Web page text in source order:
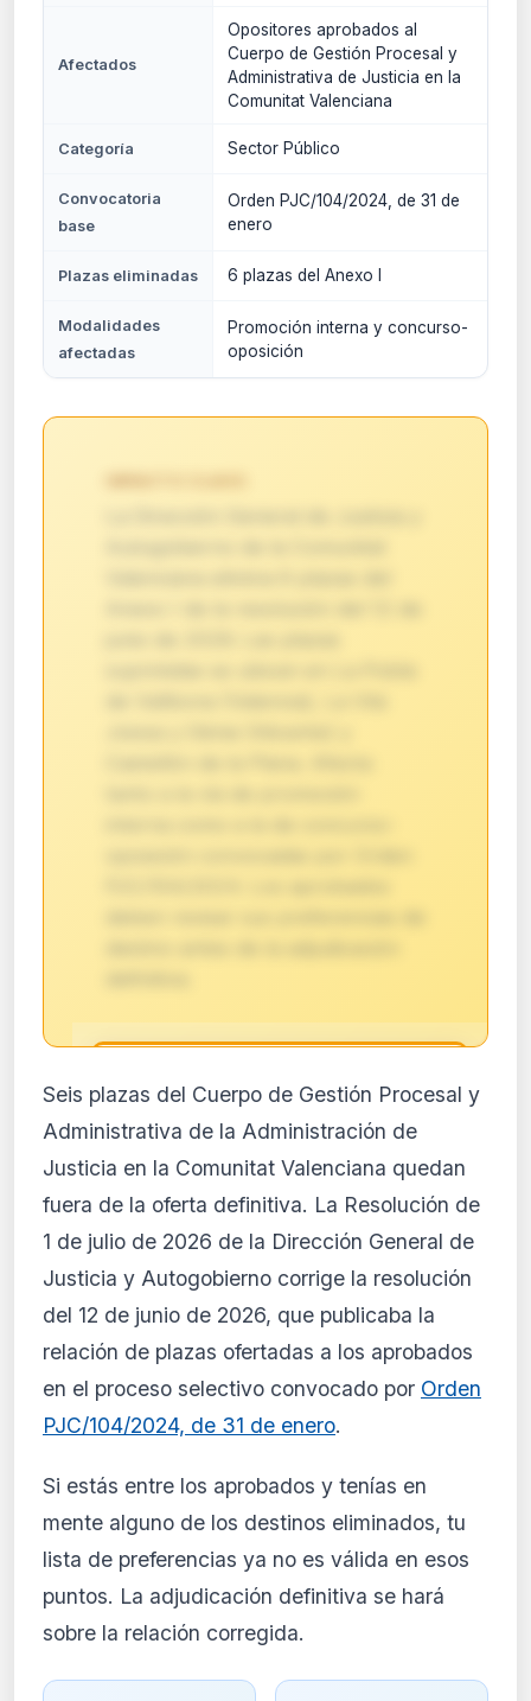
Afectados
Opositores aprobados al
Cuerpo de Gestión Procesal y
Administrativa de Justicia en la
Comunitat Valenciana
Categoría Sector Público
Convocatoria
base
Orden PJC/104/2024, de 31 de
enero
Plazas eliminadas 6 plazas del Anexo I
Modalidades
afectadas
Promoción interna y concurso-
oposición
🔒
Análisis de impacto reservado
para suscriptores
El análisis detallado del impacto de esta
normativa está disponible con los planes
completo y recibe alertas personalizadas.
Ver planes
Crear mi cuenta
Desde 9,99 €/mes · Cancela cuando quieras
Seis plazas del Cuerpo de Gestión Procesal y
Administrativa de la Administración de
Justicia en la Comunitat Valenciana quedan
fuera de la oferta definitiva. La Resolución de
1 de julio de 2026 de la Dirección General de
Justicia y Autogobierno corrige la resolución
del 12 de junio de 2026, que publicaba la
relación de plazas ofertadas a los aprobados
en el proceso selectivo convocado por Orden
PJC/104/2024, de 31 de enero.
Si estás entre los aprobados y tenías en
mente alguno de los destinos eliminados, tu
lista de preferencias ya no es válida en esos
puntos. La adjudicación definitiva se hará
sobre la relación corregida.